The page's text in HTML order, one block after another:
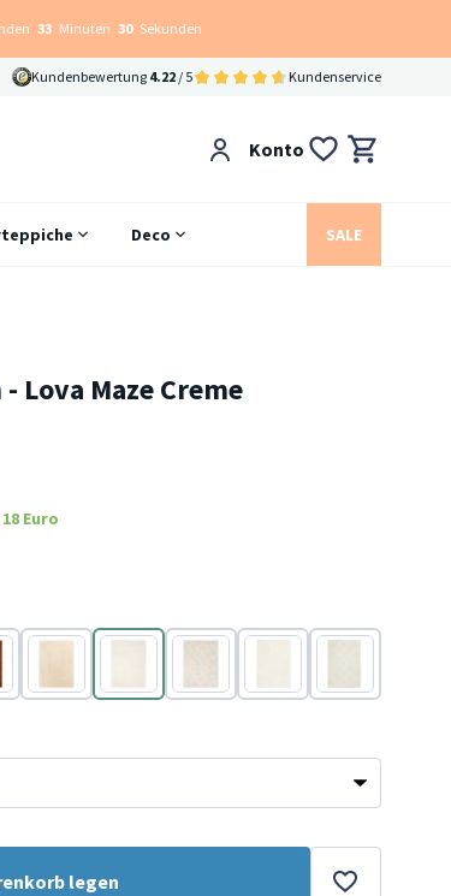
33 Minuten 29 Sekunden
Kundenbewertung 4.22 / 5 Kundenservice
Konto
Deco SALE
Lova Maze Creme
Euro
Beige Creme Creme Creme
Creme
legen